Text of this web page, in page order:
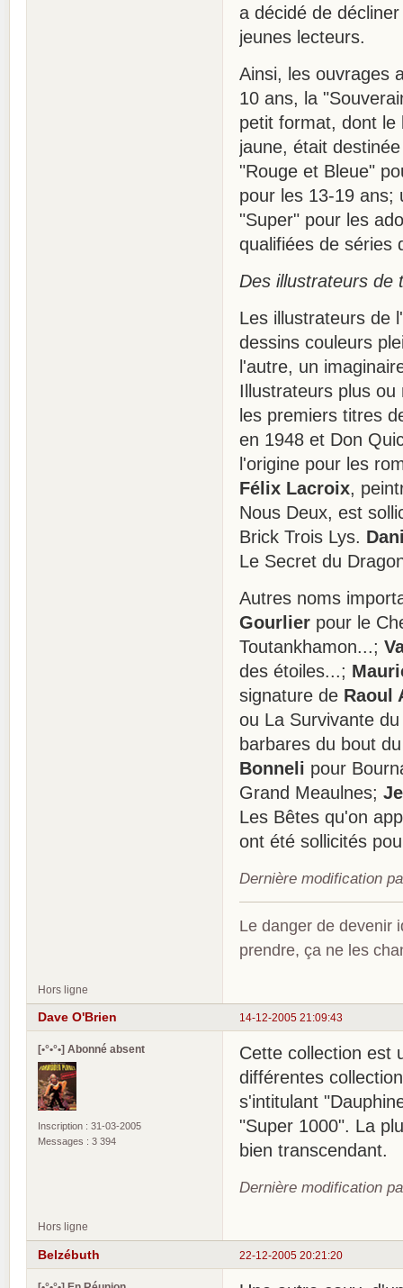
a décidé de
jeunes lecteurs.
Ainsi, les ouvrages
10 ans, la
petit format, dont le
jaune, était
"Rouge et Bleue"
pour les 13-19 ans;
"Super" pour les
qualifiées de séries
Des illustrateurs de
Les illustrateurs de
dessins couleurs
l'autre, un
Illustrateurs plus
les premiers titres
en 1948 et Don
l'origine pour les
Félix Lacroix,
Nous Deux, est
Brick Trois Lys.
Le Secret du
Autres noms
Gourlier pour le
Toutankhamon...;
des étoiles...;
signature de Raoul
ou La Survivante
barbares du bout
Bonneli pour
Grand Meaulnes;
Les Bêtes qu'on
ont été sollicités
Dernière modification
Le danger de devenir
prendre, ça ne les
Hors ligne
14-12-2005 21:09:43
Dave O'Brien
[•°•°•] Abonné absent
Inscription : 31-03-2005
Messages : 3 394
Cette collection est
différentes
s'intitulant
"Super 1000". La
bien transcendant.
Dernière modification
Hors ligne
22-12-2005 20:21:20
Belzébuth